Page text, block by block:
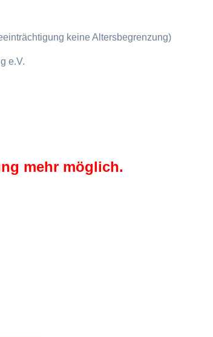
keine Altersbegrenzung)
e.V.
mehr möglich.